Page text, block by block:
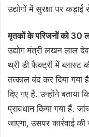
उद्योगों में सुरक्षा पर
मृतकों के परिजनों को 30
उद्योग मंत्री लखन लाल
थ्री डी फैक्ट्री में ब्लास्ट
तत्काल बंद कर दिया
दिए गए है. उन्होंने
प्रावधान किया गया हैं.
जाएगा, उसपर कार्रवाई की